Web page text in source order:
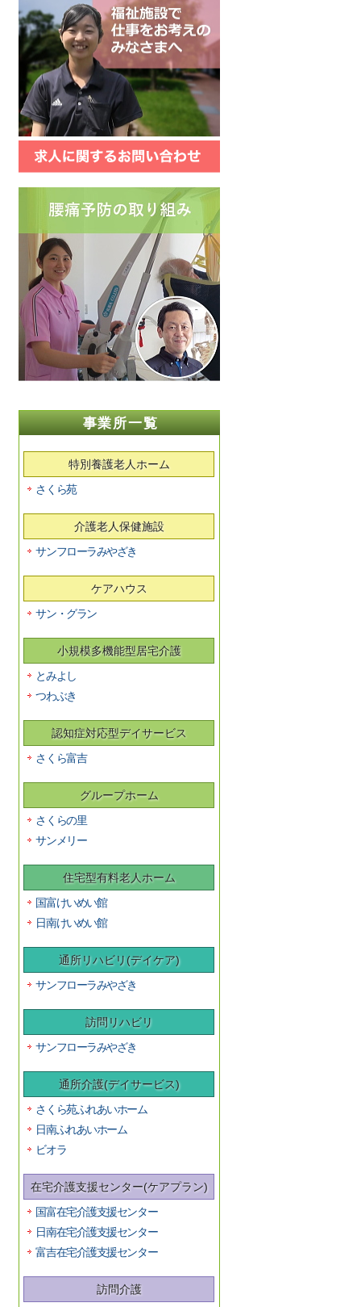
事業所一覧
特別養護老人ホーム
さくら苑
介護老人保健施設
サンフローラみやざき
ケアハウス
サン・グラン
小規模多機能型居宅介護
とみよし
つわぶき
認知症対応型デイサービス
さくら富吉
グループホーム
さくらの里
サンメリー
住宅型有料老人ホーム
国富けいめい館
日南けいめい館
通所リハビリ(デイケア)
サンフローラみやざき
訪問リハビリ
サンフローラみやざき
通所介護(デイサービス)
さくら苑ふれあいホーム
日南ふれあいホーム
ビオラ
在宅介護支援センター(ケアプラン)
国富在宅介護支援センター
日南在宅介護支援センター
富吉在宅介護支援センター
訪問介護